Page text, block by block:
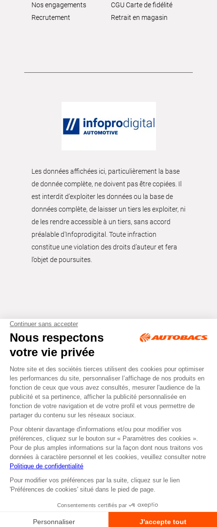
Non disponible en
ou
Non disponible en retrait
Nos engagements
Recrutement
CGU Carte de fidélité
Retrait en magasin
Les données affichées ici, particulièrement la base
de donnée complète, ne doivent pas être copiées. Il
est interdit d’exploiter les données ou la base de
données complète, de laisser un tiers les exploiter, ni
de les rendre accessible à un tiers, sans accord
préalable d'Infoprodigital. Toute infraction
constitue une violation des droits d’auteur et fera
l’objet de poursuites.
Mentions légales RGPD
Cookies CGV
Facebook Instagram